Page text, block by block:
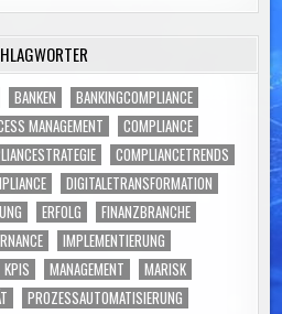
BANKEN
BANKINGCOMPLIANCE
MANAGEMENT
COMPLIANCE
COMPLIANCETRENDS
DIGITALETRANSFORMATION
ERFOLG
FINANZBRANCHE
IMPLEMENTIERUNG
KPIS MANAGEMENT
MARISK
PROZESSAUTOMATISIERUNG